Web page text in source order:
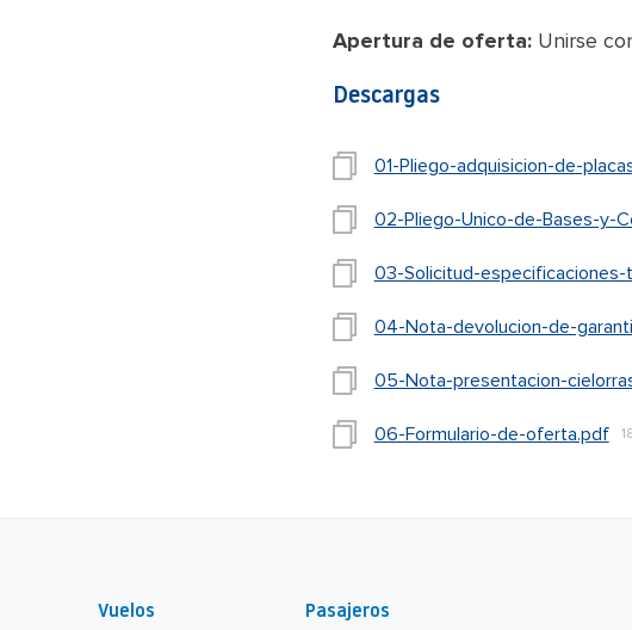
Apertura de oferta: Unirse
Descargas
01-Pliego-adquisicion-de-
02-Pliego-Unico-de-Bases-y-
03-Solicitud-especificaciones-
04-Nota-devolucion-de-
05-Nota-presentacion-
06-Formulario-de-oferta.pdf
Vuelos Pasajeros